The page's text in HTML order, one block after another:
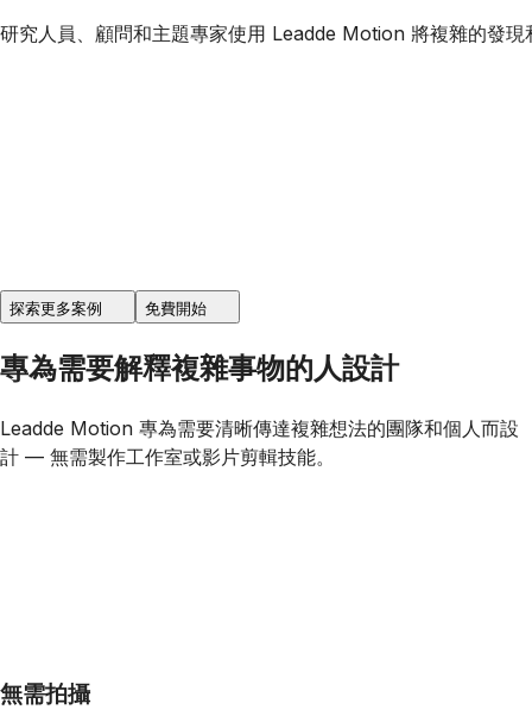
研究人員、顧問和主題專家使用 Leadde Motion 將複雜的發
探索更多案例 免費開始
專為需要解釋複雜事物的人設計
Leadde Motion 專為需要清晰傳達複雜想法的團隊和個人而設
計 — 無需製作工作室或影片剪輯技能。
無需拍攝